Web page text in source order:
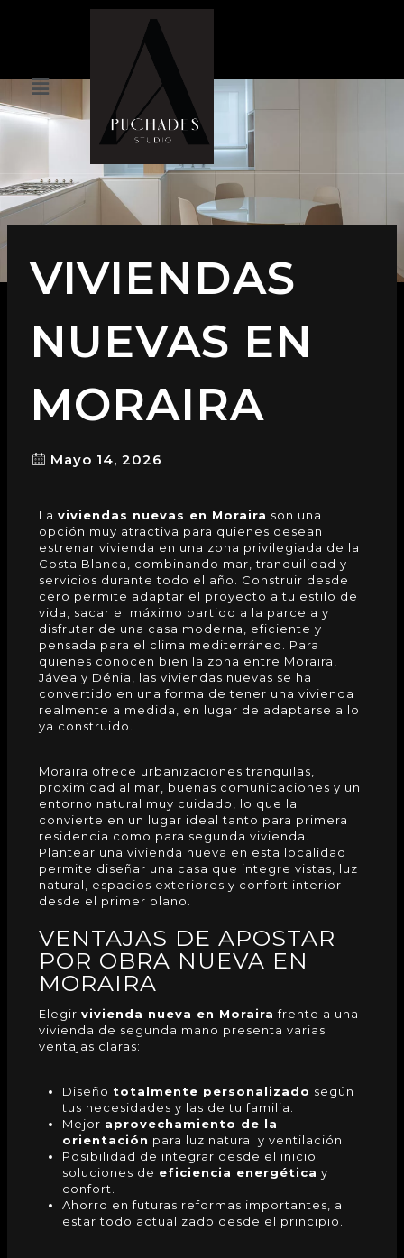
VIVIENDAS
NUEVAS EN
MORAIRA
Mayo 14, 2026
La viviendas nuevas en Moraira son una
opción muy atractiva para quienes desean
estrenar vivienda en una zona privilegiada de la
Costa Blanca, combinando mar, tranquilidad y
servicios durante todo el año. Construir desde
cero permite adaptar el proyecto a tu estilo de
vida, sacar el máximo partido a la parcela y
disfrutar de una casa moderna, eficiente y
pensada para el clima mediterráneo. Para
quienes conocen bien la zona entre Moraira,
Jávea y Dénia, las viviendas nuevas se ha
convertido en una forma de tener una vivienda
realmente a medida, en lugar de adaptarse a lo
ya construido.
Moraira ofrece urbanizaciones tranquilas,
proximidad al mar, buenas comunicaciones y un
entorno natural muy cuidado, lo que la
convierte en un lugar ideal tanto para primera
residencia como para segunda vivienda.
Plantear una vivienda nueva en esta localidad
permite diseñar una casa que integre vistas, luz
natural, espacios exteriores y confort interior
desde el primer plano.
VENTAJAS DE APOSTAR
POR OBRA NUEVA EN
MORAIRA
Elegir vivienda nueva en Moraira frente a una
vivienda de segunda mano presenta varias
ventajas claras:
Diseño totalmente personalizado según
tus necesidades y las de tu familia.
Mejor aprovechamiento de la
orientación para luz natural y ventilación.
Posibilidad de integrar desde el inicio
soluciones de eficiencia energética y
confort.
Ahorro en futuras reformas importantes, al
estar todo actualizado desde el principio.